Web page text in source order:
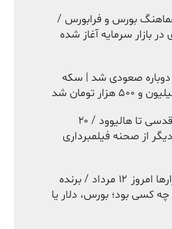
بورس و فرابورس /
بازار سرمایه آغاز شده
دوباره صعودی شد | سکه
از ارشا اقدسی تا هالیوود / ۲۰
از صحنه فیلمبرداری
نبض بازارها امروز ۱۲ مرداد / برنده
چه کسی بود؛ بورس، دلار یا